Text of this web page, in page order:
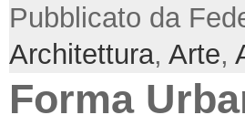
Pubblicato da
Architettura, Arte,
Forma